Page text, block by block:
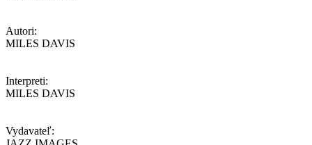
Autori:
MILES DAVIS
Interpreti:
MILES DAVIS
Vydavateľ: